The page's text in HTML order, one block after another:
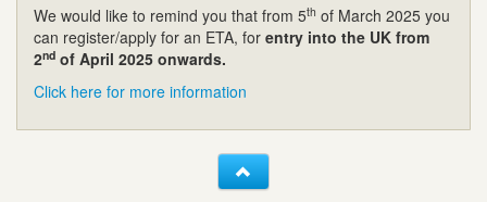
We would like to remind you that from 5th of March 2025 you
can register/apply for an ETA, for entry into the UK from
2nd of April 2025 onwards.
Click here for more information